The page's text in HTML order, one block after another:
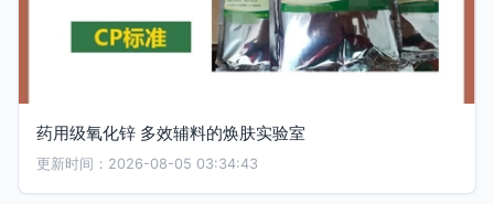
药用级氧化锌 多效辅料的焕肤实验室
更新时间：2026-08-05 03:34:43